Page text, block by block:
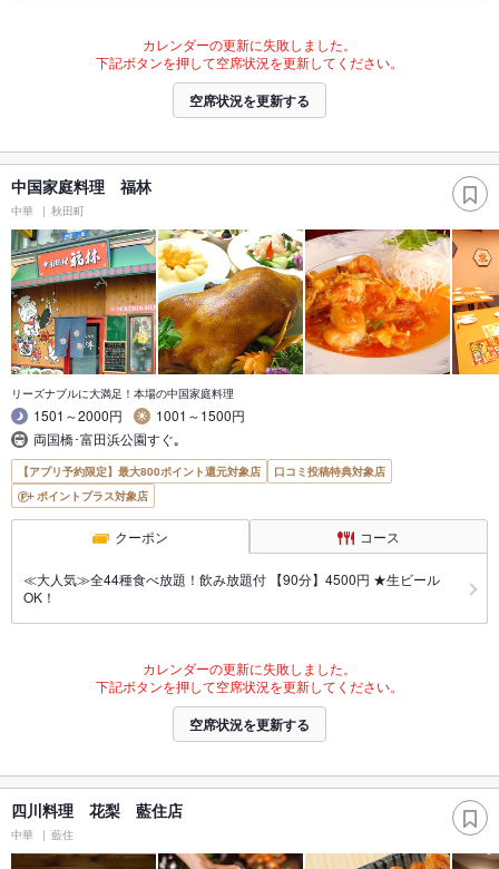
カレンダーの更新に失敗しました。
下記ボタンを押して空席状況を更新してください。
空席状況を更新する
中国家庭料理 福林
中華 秋田町
リーズナブルに大満足！本場の中国家庭料理
1501～2000円
1001～1500円
両国橋･富田浜公園すぐ｡
【アプリ予約限定】最大800ポイント還元対象店
口コミ投稿特典対象店
ポイントプラス対象店
クーポン コース
≪大人気≫全44種食べ放題！飲み放題付 【90分】4500円 ★生ビール
OK！
カレンダーの更新に失敗しました。
下記ボタンを押して空席状況を更新してください。
空席状況を更新する
四川料理 花梨 藍住店
中華 藍住